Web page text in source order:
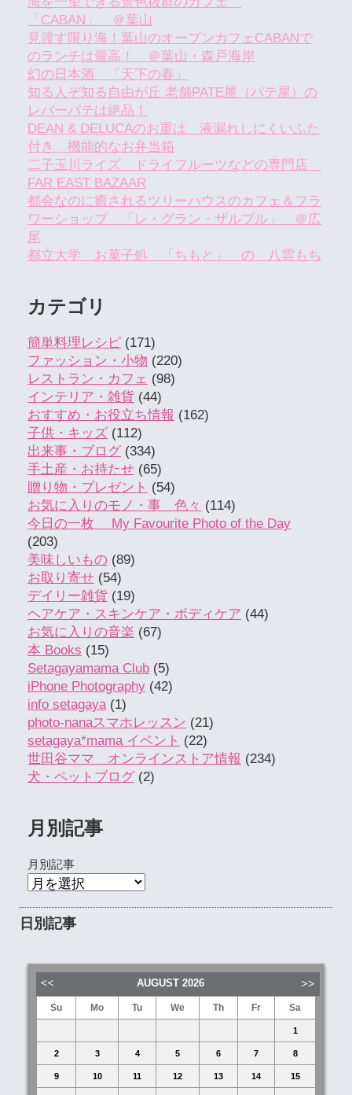
「CABAN」 ＠葉山
見渡す限り海！葉山のオープンカフェCABANで
のランチは最高！ ＠葉山・森戸海岸
幻の日本酒 「天下の春」
知る人ぞ知る自由が丘 老舗PATE屋（パテ屋）の
レバーパテは絶品！
DEAN & DELUCAのお重は 液漏れしにくいふた
付き 機能的なお弁当箱
二子玉川ライズ ドライフルーツなどの専門店
FAR EAST BAZAAR
都会なのに癒されるツリーハウスのカフェ＆フラ
ワーショップ 「レ・グラン・ザルブル」 ＠広
尾
都立大学 お菓子処 「ちもと」 の 八雲もち
カテゴリ
簡単料理レシピ (171)
ファッション・小物 (220)
レストラン・カフェ (98)
インテリア・雑貨 (44)
おすすめ・お役立ち情報 (162)
子供・キッズ (112)
出来事・ブログ (334)
手土産・お持たせ (65)
贈り物・プレゼント (54)
お気に入りのモノ・事 色々 (114)
今日の一枚 My Favourite Photo of the Day
(203)
美味しいもの (89)
お取り寄せ (54)
デイリー雑貨 (19)
ヘアケア・スキンケア・ボディケア (44)
お気に入りの音楽 (67)
本 Books (15)
Setagayamama Club (5)
iPhone Photography (42)
info setagaya(1)
photo-nanaスマホレッスン (21)
setagaya*mama イベント (22)
世田谷ママ オンラインストア情報 (234)
犬・ペットブログ (2)
月別記事
月別記事
日別記事
AUGUST 2026
Su Mo Tu We Th Fr Sa
1
2 3 4 5 6 7 8
9 10 11 12 13 14 15